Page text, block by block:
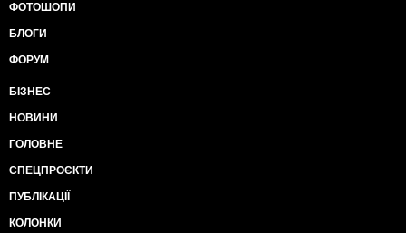
ФОТОШОПИ
БЛОГИ
ФОРУМ
БІЗНЕС
НОВИНИ
ГОЛОВНЕ
СПЕЦПРОЄКТИ
ПУБЛІКАЦІЇ
КОЛОНКИ